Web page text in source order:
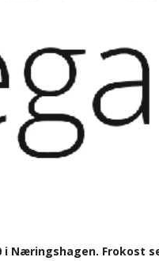
i Næringshagen. Frokost